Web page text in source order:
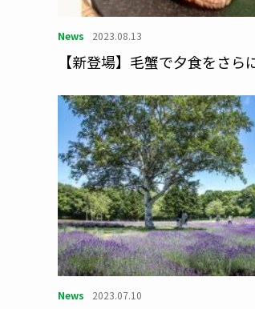
News 2023.08.13
【新登場】毛蟹で夕食をさら
News 2023.07.10